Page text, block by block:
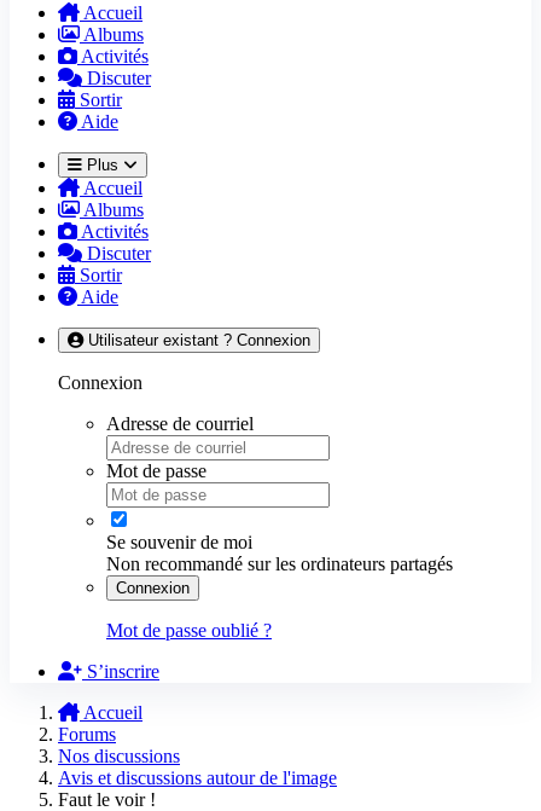
Accueil
Albums
Activités
Discuter
Sortir
Aide
Plus
Accueil
Albums
Activités
Discuter
Sortir
Aide
Utilisateur existant ? Connexion
Connexion
Adresse de courriel
Mot de passe
Se souvenir de moi
Non recommandé sur les ordinateurs partagés
Connexion
Mot de passe oublié ?
S’inscrire
Accueil
Forums
Nos discussions
Avis et discussions autour de l'image
Faut le voir !